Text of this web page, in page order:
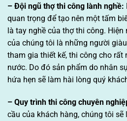
– Đội ngũ thợ thi công lành nghề:
quan trọng để tạo nên một tấm
là tay nghề của thợ thi công.
của chúng tôi là những người
tham gia thiết kế, thi công cho rất
nước. Do đó sản phẩm do nhân
hứa hẹn sẽ làm hài lòng quý
– Quy trình thi công chuyên
cầu của khách hàng, chúng tôi sẽ